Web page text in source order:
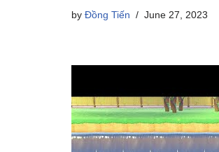
by Đồng Tiến June 27, 2023